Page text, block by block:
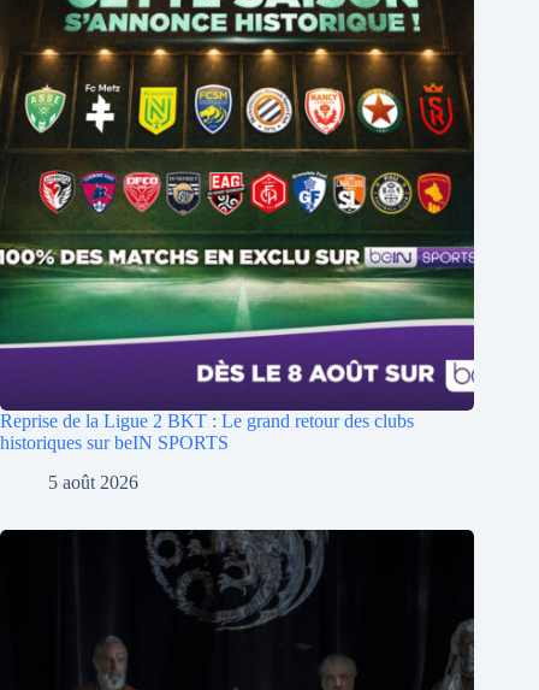
Reprise de la Ligue 2 BKT : Le grand retour des clubs
historiques sur beIN SPORTS
5 août 2026